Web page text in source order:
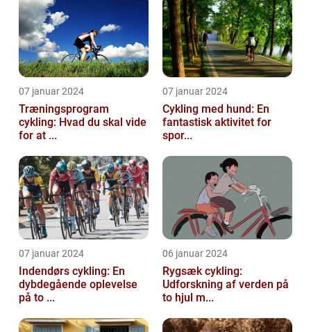
07 januar 2024
Træningsprogram
cykling: Hvad du skal vide
for at ...
07 januar 2024
Cykling med hund: En
fantastisk aktivitet for
spor...
07 januar 2024
Indendørs cykling: En
dybdegående oplevelse
på to ...
06 januar 2024
Rygsæk cykling:
Udforskning af verden på
to hjul m...